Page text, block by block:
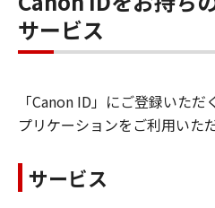
サービス
「Canon ID」にご登録いた
プリケーションをご利用いた
サービス